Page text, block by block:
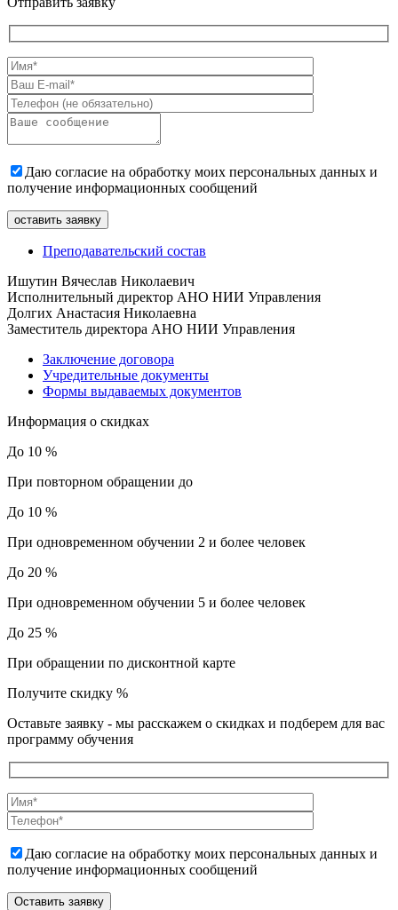
Даю согласие на обработку моих персональных данных и
получение информационных сообщений
Преподавательский состав
Ишутин Вячеслав Николаевич
Исполнительный директор АНО НИИ Управления
Долгих Анастасия Николаевна
Заместитель директора АНО НИИ Управления
Заключение договора
Учредительные документы
Формы выдаваемых документов
Информация о скидках
До 10 %
При повторном обращении до
До 10 %
При одновременном обучении 2 и более человек
До 20 %
При одновременном обучении 5 и более человек
До 25 %
При обращении по дисконтной карте
Получите скидку %
Оставьте заявку - мы расскажем о скидках и подберем для вас
программу обучения
Даю согласие на обработку моих персональных данных и
получение информационных сообщений